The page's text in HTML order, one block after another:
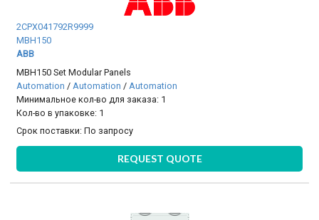
2CPX041792R9999
MBH150
ABB
MBH150 Set Modular Panels
Automation / Automation / Automation
Минимальное кол-во для заказа: 1
Кол-во в упаковке: 1
Срок поставки:По запросу
REQUEST QUOTE